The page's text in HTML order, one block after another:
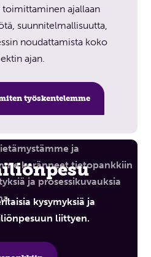
toimittaminen ajallaan
suunnitelmallisuutta,
noudattamista koko
ajan.
työskentelemme
kysymyksiä ja
liittyen.